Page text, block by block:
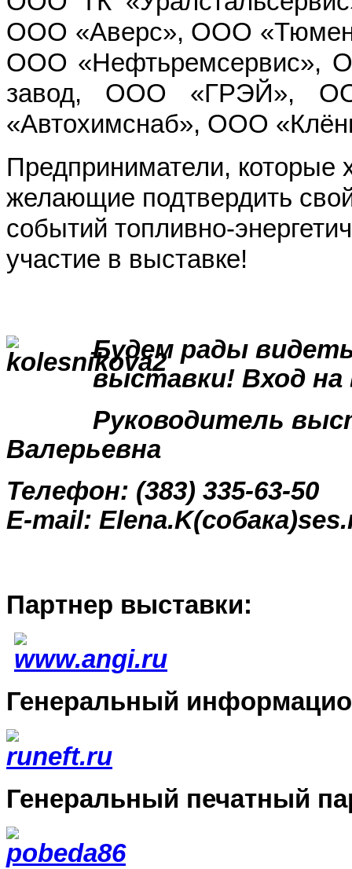
ООО «Аверс», ООО «Тюмень
ООО «Нефтьремсервис»,
завод, ООО «ГРЭЙ»,
«Автохимснаб», ООО
Предприниматели, которые
желающие подтвердить
событий топливно-
участие в выставке!
Будем рады
выставки! Вход
Руководитель
Валерьевна
Телефон: (383) 335-63-50
E-mail: Elena.K(собака)
Партнер выставки:
Генеральный
Генеральный печатный